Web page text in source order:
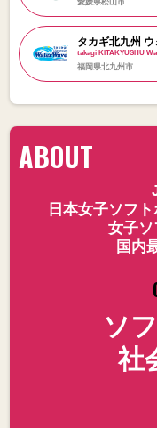
タカギ北九州
takagi KITAKYUSHU
福岡県北九州市
ABOUT
日本女子ソフ
女子ソ
国内
ソ
社